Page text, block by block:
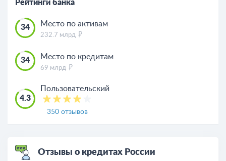
Рейтинги банка
34 Место по активам
232.7 млрд
34 Место по кредитам
69 млрд
4.3
Пользовательский
350 отзывов
Отзывы о кредитах России